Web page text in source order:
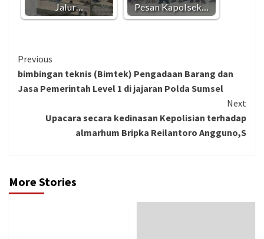
Jalur…
Pesan Kapolsek…
Continue
Reading
Previous
bimbingan teknis (Bimtek) Pengadaan Barang dan
Jasa Pemerintah Level 1 di jajaran Polda Sumsel
Next
Upacara secara kedinasan Kepolisian terhadap
almarhum Bripka Reilantoro Angguno,S
More Stories